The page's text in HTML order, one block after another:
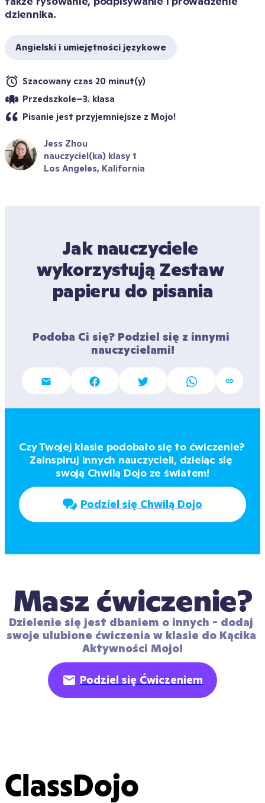
dziennika.
Angielski i umiejętności językowe
Szacowany czas 20 minut(y)
Przedszkole–3. klasa
Pisanie jest przyjemniejsze z Mojo!
Jess Zhou
nauczyciel(ka) klasy 1
Los Angeles, Kalifornia
Jak nauczyciele
wykorzystują Zestaw
papieru do pisania
Podoba Ci się? Podziel się z innymi
nauczycielami!
Czy Twojej klasie podobało się to ćwiczenie?
Zainspiruj innych nauczycieli, dzieląc się
swoją Chwilą Dojo ze światem!
Podziel się Chwilą Dojo
Masz ćwiczenie?
Dzielenie się jest dbaniem o innych - dodaj
swoje ulubione ćwiczenia w klasie do Kącika
Aktywności Mojo!
Podziel się Ćwiczeniem
ClassDojo